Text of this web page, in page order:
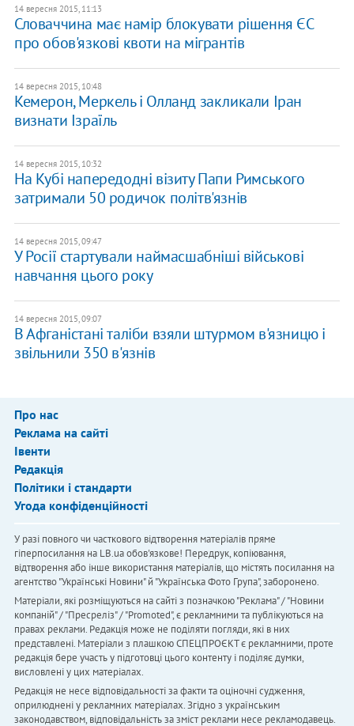
14 вересня 2015, 11:13
Словаччина має намір блокувати рішення ЄС
про обов'язкові квоти на мігрантів
14 вересня 2015, 10:48
Кемерон, Меркель і Олланд закликали Іран
визнати Ізраїль
14 вересня 2015, 10:32
На Кубі напередодні візиту Папи Римського
затримали 50 родичок політв'язнів
14 вересня 2015, 09:47
У Росії стартували наймасшабніші військові
навчання цього року
14 вересня 2015, 09:07
В Афганістані таліби взяли штурмом в'язницю і
звільнили 350 в'язнів
Про нас
Реклама на сайті
Івенти
Редакція
Політики і стандарти
Угода конфіденційності
У разі повного чи часткового відтворення матеріалів пряме
гіперпосилання на LB.ua обов'язкове! Передрук, копіювання,
відтворення або інше використання матеріалів, що містять посилання на
агентство "Українськi Новини" й "Українська Фото Група", заборонено.
Матеріали, які розміщуються на сайті з позначкою "Реклама" / "Новини
компаній" / "Пресреліз" / "Promoted", є рекламними та публікуються на
правах реклами. Редакція може не поділяти погляди, які в них
представлені. Матеріали з плашкою СПЕЦПРОЄКТ є рекламними, проте
редакція бере участь у підготовці цього контенту і поділяє думки,
висловлені у цих матеріалах.
Редакція не несе відповідальності за факти та оціночні судження,
оприлюднені у рекламних матеріалах. Згідно з українським
законодавством, відповідальність за зміст реклами несе рекламодавець.